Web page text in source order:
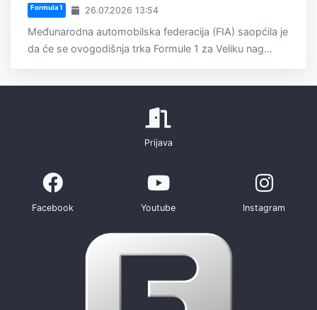
Formula 1 26.07.2026 13:54
Međunarodna automobilska federacija (FIA) saopćila je
da će se ovogodišnja trka Formule 1 za Veliku nag...
Prijava
Facebook Youtube Instagram